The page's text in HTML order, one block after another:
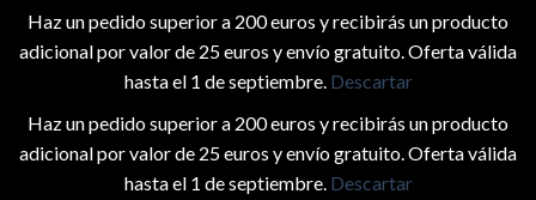
Haz un pedido superior a 200 euros y recibirás un producto
adicional por valor de 25 euros y envío gratuito. Oferta válida
hasta el 1 de septiembre. Descartar
Haz un pedido superior a 200 euros y recibirás un producto
adicional por valor de 25 euros y envío gratuito. Oferta válida
hasta el 1 de septiembre. Descartar